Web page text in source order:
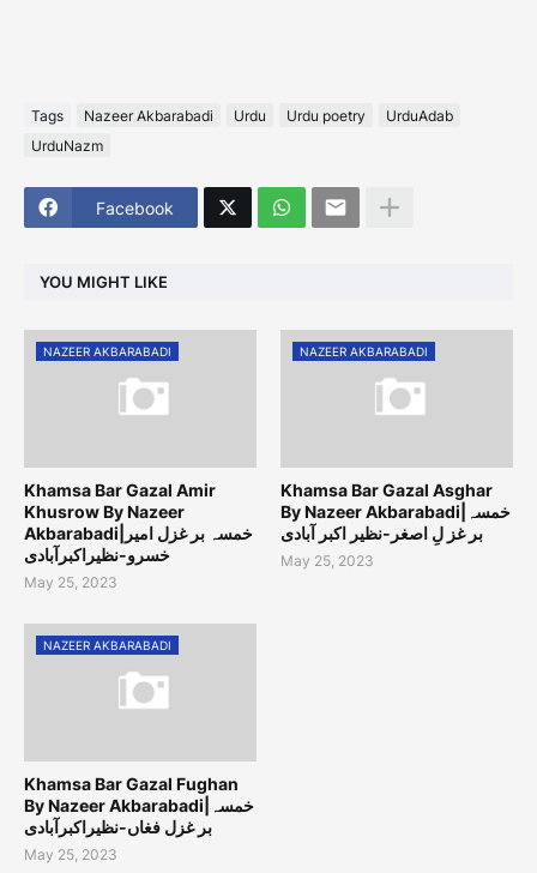
Tags Nazeer Akbarabadi Urdu Urdu poetry
UrduAdab
UrduNazm
Facebook
YOU MIGHT LIKE
NAZEER AKBARABADI
Khamsa Bar Gazal Amir
Khusrow By Nazeer
Akbarabadi|خمسہ بر غزل امیر
خسرو-نظیراکبرآبادی
May 25, 2023
NAZEER AKBARABADI
Khamsa Bar Gazal Asghar
By Nazeer Akbarabadi|خمسہ
بر غز لِ اصغر-نظیر اکبر آبادی
May 25, 2023
NAZEER AKBARABADI
Khamsa Bar Gazal Fughan
By Nazeer Akbarabadi|خمسہ
بر غزل فغاں-نظیراکبرآبادی
May 25, 2023